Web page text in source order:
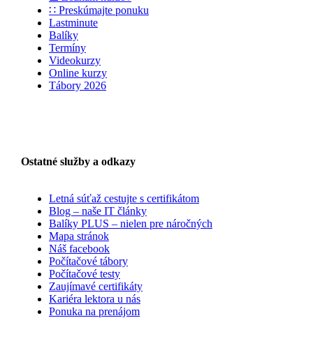
∷ Preskúmajte ponuku
Lastminute
Balíky
Termíny
Videokurzy
Online kurzy
Tábory 2026
Ostatné služby a odkazy
Letná súťaž cestujte s certifikátom
Blog – naše IT články
Balíky PLUS – nielen pre náročných
Mapa stránok
Náš facebook
Počítačové tábory
Počítačové testy
Zaujímavé certifikáty
Kariéra lektora u nás
Ponuka na prenájom